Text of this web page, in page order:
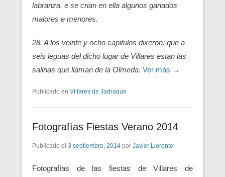
labranza, e se crian en ella algunos ganados
maiores e menores.
28. A los veinte y ocho capitulos dixeron: que a
seis leguas del dicho lugar de Villares estan las
salinas que llaman de la Olmeda. Ver más →
Publicado en Villares de Jadraque
Fotografías Fiestas Verano 2014
Publicado el 3 septiembre, 2014 por Javier Llorente
Fotografías de las fiestas de Villares de